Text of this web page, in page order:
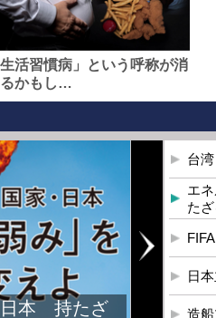
生活習慣病」という呼称が消
かもし…
日本 持たざ
台
エ
た
日
造